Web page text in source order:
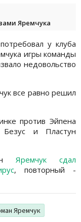
Яремчука
у клуба
игры команды
недовольство
все равно решил
против Эйпена
Безус и Пластун
Яремчук сдал
, повторный -
Яремчук